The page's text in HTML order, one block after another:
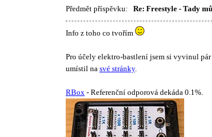
Předmět příspěvku:
Re: Freestyle - Tady
Info z toho co tvořím
Pro účely elektro-bastlení jsem si vyvinul
umístil na své stránky.
RBox - Referenční odporová dekáda 0.1%.